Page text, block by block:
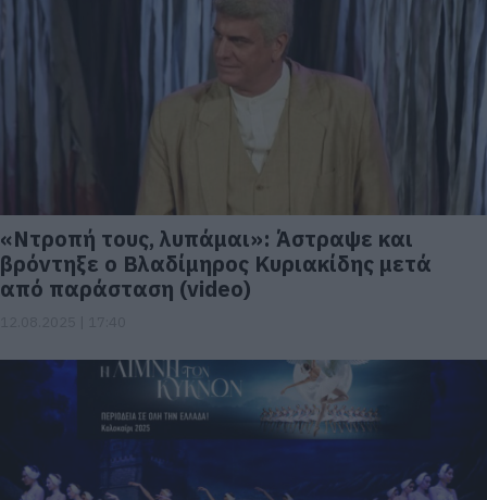
«Ντροπή τους, λυπάμαι»: Άστραψε και
βρόντηξε ο Βλαδίμηρος Κυριακίδης μετά
από παράσταση (video)